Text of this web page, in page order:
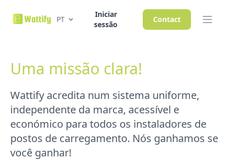
PT
Iniciar
sessão
Contact
Uma missão clara!
Wattify acredita num sistema uniforme,
independente da marca, acessível e
económico para todos os instaladores de
postos de carregamento. Nós ganhamos se
você ganhar!